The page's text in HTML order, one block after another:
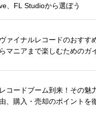
、FL Studioから選ぼう
ヴァイナルレコードのおすす
らマニアまで楽しむためのガ
レコードブーム到来！その魅
由、購入・売却のポイントを